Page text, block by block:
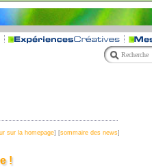
sur la homepage] [sommaire des news]
!